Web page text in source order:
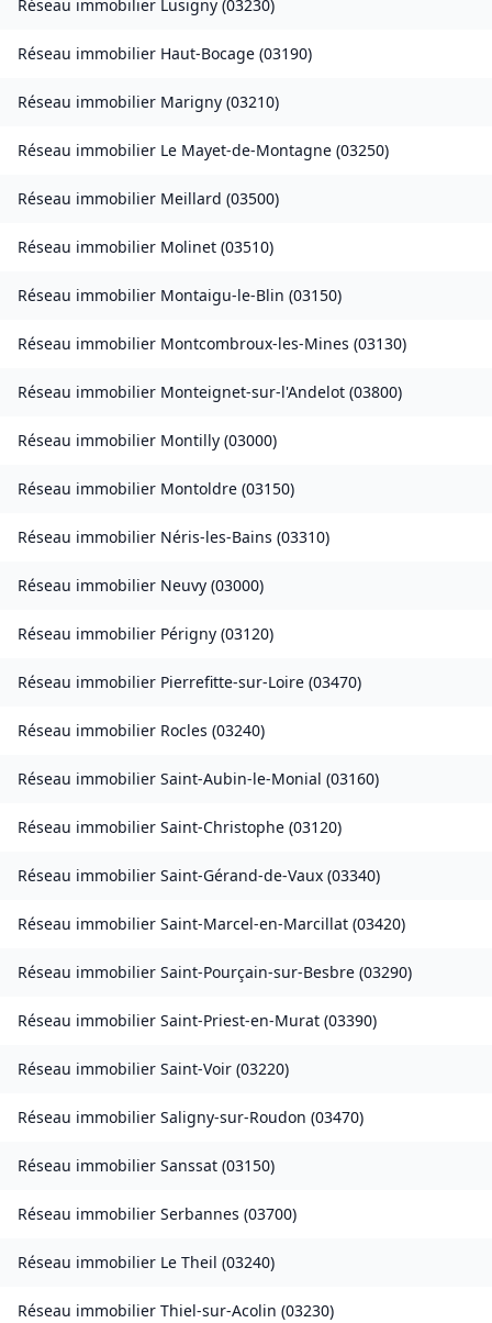
Réseau immobilier Lusigny (03230)
Réseau immobilier Haut-Bocage (03190)
Réseau immobilier Marigny (03210)
Réseau immobilier Le Mayet-de-Montagne (03250)
Réseau immobilier Meillard (03500)
Réseau immobilier Molinet (03510)
Réseau immobilier Montaigu-le-Blin (03150)
Réseau immobilier Montcombroux-les-Mines (03130)
Réseau immobilier Monteignet-sur-l'Andelot (03800)
Réseau immobilier Montilly (03000)
Réseau immobilier Montoldre (03150)
Réseau immobilier Néris-les-Bains (03310)
Réseau immobilier Neuvy (03000)
Réseau immobilier Périgny (03120)
Réseau immobilier Pierrefitte-sur-Loire (03470)
Réseau immobilier Rocles (03240)
Réseau immobilier Saint-Aubin-le-Monial (03160)
Réseau immobilier Saint-Christophe (03120)
Réseau immobilier Saint-Gérand-de-Vaux (03340)
Réseau immobilier Saint-Marcel-en-Marcillat (03420)
Réseau immobilier Saint-Pourçain-sur-Besbre (03290)
Réseau immobilier Saint-Priest-en-Murat (03390)
Réseau immobilier Saint-Voir (03220)
Réseau immobilier Saligny-sur-Roudon (03470)
Réseau immobilier Sanssat (03150)
Réseau immobilier Serbannes (03700)
Réseau immobilier Le Theil (03240)
Réseau immobilier Thiel-sur-Acolin (03230)